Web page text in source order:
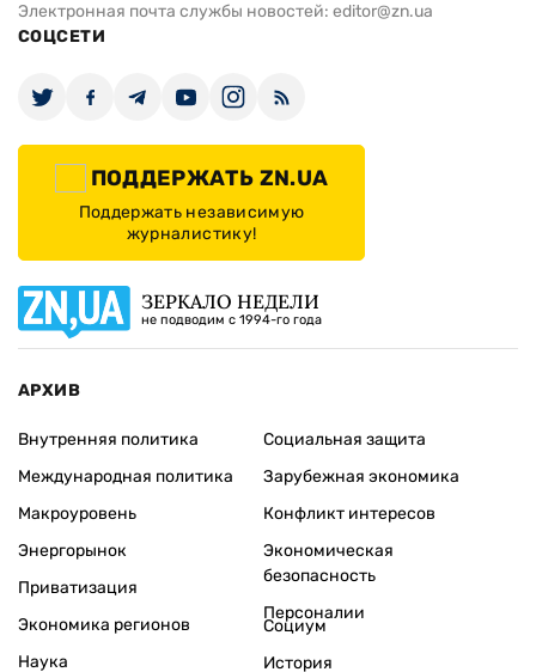
Электронная почта службы новостей: editor@zn.ua
СОЦСЕТИ
ПОДДЕРЖАТЬ ZN.UA
Поддержать независимую
журналистику!
ЗЕРКАЛО НЕДЕЛИ
не подводим с 1994-го года
АРХИВ
Внутренняя политика
Международная политика
Макроуровень
Энергорынок
Приватизация
Экономика регионов
Социальная защита
Зарубежная экономика
Конфликт интересов
Экономическая
безопасность
Персоналии
Наука
Социум
История